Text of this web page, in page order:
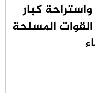
كبار
المسلحة